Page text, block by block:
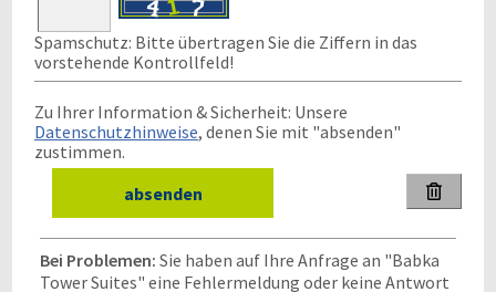
Spamschutz: Bitte übertragen Sie die Ziffern in das
vorstehende Kontrollfeld!
Zu Ihrer Information & Sicherheit: Unsere
Datenschutzhinweise, denen Sie mit "absenden"
zustimmen.

Bei Problemen: Sie haben auf Ihre Anfrage an "Babka
Tower Suites" eine Fehlermeldung oder keine Antwort